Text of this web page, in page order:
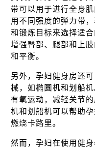
带可以用于进行全身
用不同强度的弹力带
和锻炼目标来选择适
增强臀部、腿部和上
和平衡。
另外，孕妇健身房还
械，如椭圆机和划船
有氧运动，减轻关节
机和划船机可以帮助
燃烧卡路里。
然而，孕妇在使用健